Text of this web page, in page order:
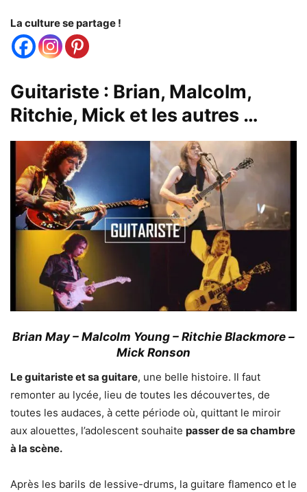
La culture se partage !
Guitariste : Brian, Malcolm,
Ritchie, Mick et les autres …
Brian May – Malcolm Young – Ritchie Blackmore –
Mick Ronson
Le guitariste et sa guitare, une belle histoire. Il faut
remonter au lycée, lieu de toutes les découvertes, de
toutes les audaces, à cette période où, quittant le miroir
aux alouettes, l’adolescent souhaite passer de sa chambre
à la scène.
Après les barils de lessive-drums, la guitare flamenco et le